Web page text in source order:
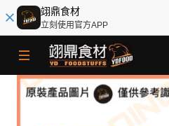
翊鼎食材
立刻使用官方APP